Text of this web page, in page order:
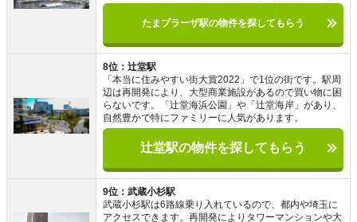
たまプラーザ駅の物件を探してもらう
8位：辻堂駅
「本当に住みやすい街大賞2022」で1位の街です。駅周
辺は再開発により、大型商業施設があるので買い物に困
らないです。「辻堂海浜公園」や「辻堂海岸」があり、
自然豊かで特にファミリーに人気があります。
辻堂駅の物件を探してもらう
9位：武蔵小杉駅
武蔵小杉駅は6路線乗り入れているので、都内や埼玉に
アクセスできます。再開発によりタワーマンションや大